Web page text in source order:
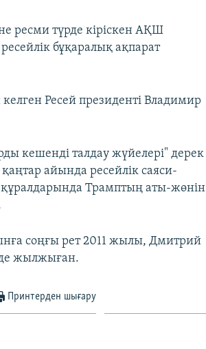
ресми түрде кіріскен АҚШ
бұқаралық ақпарат
Ресей президенті Владимир
кешенді талдау жүйелері" дерек
айында ресейлік саяси-
Трамптың аты-жөнін
соңғы рет 2011 жылы, Дмитрий
жылжыған.
Принтерден шығару